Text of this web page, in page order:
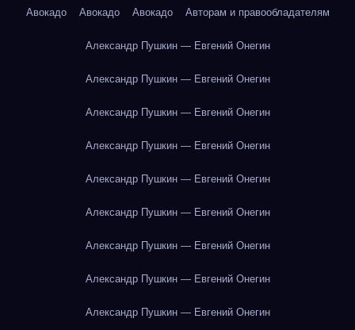
Авокадо Авокадо Авокадо Авторам и правообладателям
Александр Пушкин — Евгений Онегин
Александр Пушкин — Евгений Онегин
Александр Пушкин — Евгений Онегин
Александр Пушкин — Евгений Онегин
Александр Пушкин — Евгений Онегин
Александр Пушкин — Евгений Онегин
Александр Пушкин — Евгений Онегин
Александр Пушкин — Евгений Онегин
Александр Пушкин — Евгений Онегин